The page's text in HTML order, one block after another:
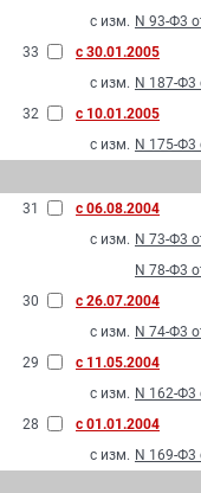
с изм. N 93-Ф3
33
с 30.01.2005
с изм. N 187-Ф3
32
с 10.01.2005
с изм. N 175-Ф3
31
с 06.08.2004
с изм. N 73-Ф3
N 78-Ф3
30
с 26.07.2004
с изм. N 74-Ф3
29
с 11.05.2004
с изм. N 162-Ф3
28
с 01.01.2004
с изм. N 169-Ф3